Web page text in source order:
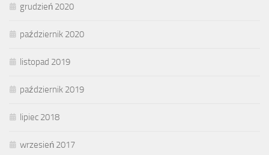
grudzień 2020
październik 2020
listopad 2019
październik 2019
lipiec 2018
wrzesień 2017